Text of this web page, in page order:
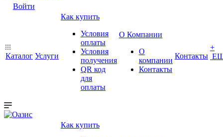
Войти
Каталог Услуги
Как купить
Условия
оплаты
Условия
получения
QR код
для
оплаты
О Компании
О
компании
Контакты
Контакты
+
Как купить